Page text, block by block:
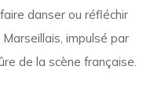
danser ou réfléchir
impulsé par
de la scène française.